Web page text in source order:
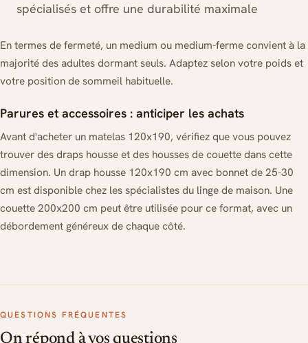
spécialisés et offre une durabilité maximale
En termes de fermeté, un medium ou medium-ferme convient à la
majorité des adultes dormant seuls. Adaptez selon votre poids et
votre position de sommeil habituelle.
Parures et accessoires : anticiper les achats
Avant d'acheter un matelas 120x190, vérifiez que vous pouvez
trouver des draps housse et des housses de couette dans cette
dimension. Un drap housse 120x190 cm avec bonnet de 25-30
cm est disponible chez les spécialistes du linge de maison. Une
couette 200x200 cm peut être utilisée pour ce format, avec un
débordement généreux de chaque côté.
QUESTIONS FRÉQUENTES
On répond à vos questions